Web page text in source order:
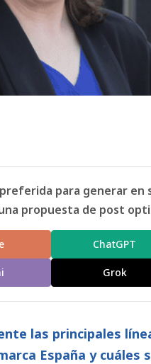
para generar en
propuesta de post
ChatGPT
Grok
las principales
España y cuáles